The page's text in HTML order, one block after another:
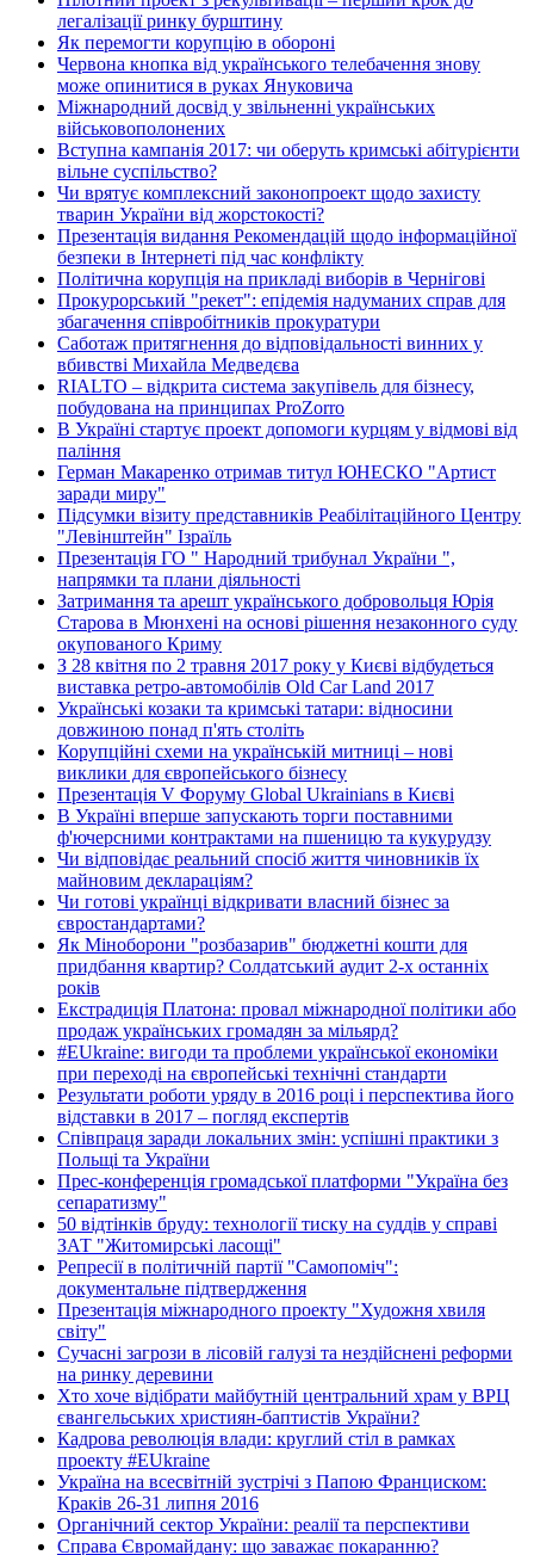
легалізації ринку бурштину
Як перемогти корупцію в обороні
Червона кнопка від українського телебачення знову
може опинитися в руках Януковича
Міжнародний досвід у звільненні українських
військовополонених
Вступна кампанія 2017: чи оберуть кримські абітурієнти
вільне суспільство?
Чи врятує комплексний законопроект щодо захисту
тварин України від жорстокості?
Презентація видання Рекомендацій щодо інформаційної
безпеки в Інтернеті під час конфлікту
Політична корупція на прикладі виборів в Чернігові
Прокурорський "рекет": епідемія надуманих справ для
збагачення співробітників прокуратури
Саботаж притягнення до відповідальності винних у
вбивстві Михайла Медведєва
RIALTO – відкрита система закупівель для бізнесу,
побудована на принципах ProZorro
В Україні стартує проект допомоги курцям у відмові від
паління
Герман Макаренко отримав титул ЮНЕСКО "Артист
заради миру"
Підсумки візиту представників Реабілітаційного Центру
"Левінштейн" Ізраїль
Презентація ГО " Народний трибунал України ",
напрямки та плани діяльності
Затримання та арешт українського добровольця Юрія
Старова в Мюнхені на основі рішення незаконного суду
окупованого Криму
З 28 квітня по 2 травня 2017 року у Києві відбудеться
виставка ретро-автомобілів Old Car Land 2017
Українські козаки та кримські татари: відносини
довжиною понад п'ять століть
Корупційні схеми на українській митниці – нові
виклики для європейського бізнесу
Презентація V Форуму Global Ukrainians в Києві
В Україні вперше запускають торги поставними
ф'ючерсними контрактами на пшеницю та кукурудзу
Чи відповідає реальний спосіб життя чиновників їх
майновим деклараціям?
Чи готові українці відкривати власний бізнес за
євростандартами?
Як Міноборони "розбазарив" бюджетні кошти для
придбання квартир? Солдатський аудит 2-х останніх
років
Екстрадиція Платона: провал міжнародної політики або
продаж українських громадян за мільярд?
#EUkraine: вигоди та проблеми української економіки
при переході на європейські технічні стандарти
Результати роботи уряду в 2016 році і перспектива його
відставки в 2017 – погляд експертів
Співпраця заради локальних змін: успішні практики з
Польщі та України
Прес-конференція громадської платформи "Україна без
сепаратизму"
50 відтінків бруду: технології тиску на суддів у справі
ЗАТ "Житомирські ласощі"
Репресії в політичній партії "Самопоміч":
документальне підтвердження
Презентація міжнародного проекту "Художня хвиля
світу"
Сучасні загрози в лісовій галузі та нездійснені реформи
на ринку деревини
Хто хоче відібрати майбутній центральний храм у ВРЦ
євангельських християн-баптистів України?
Кадрова революція влади: круглий стіл в рамках
проекту #EUkraine
Україна на всесвітній зустрічі з Папою Франциском:
Краків 26-31 липня 2016
Органічний сектор України: реалії та перспективи
Справа Євромайдану: що заважає покаранню?